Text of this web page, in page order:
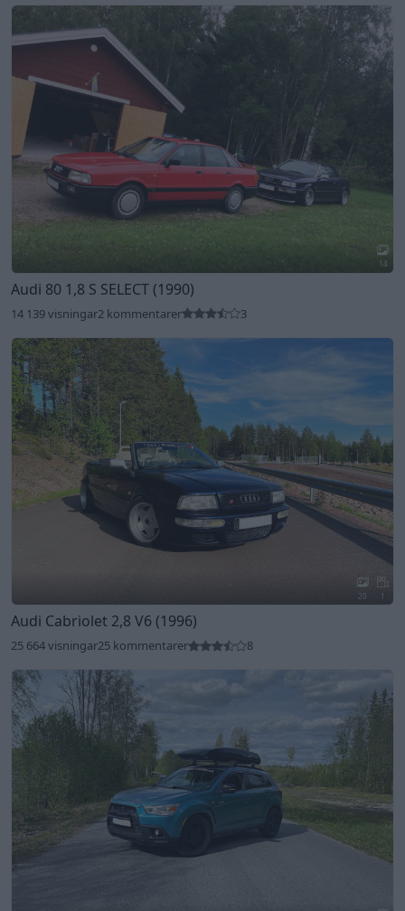
14
Audi 80 1,8 S SELECT (1990)
14 139 visningar2 kommentarer 3
20 1
Audi Cabriolet 2,8 V6 (1996)
25 664 visningar25 kommentarer 8